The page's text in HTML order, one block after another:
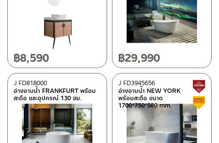
฿8,590 ฿29,990
อ่างอาบน้ำ FRANKFURT พร้อม
สะดือ และอุปกรณ์ 130 ซม.
J FD818000
อ่างอาบน้ำ NEW YORK
พร้อมสะดือ ขนาด
1700*750*580 mm.
J FD3945656